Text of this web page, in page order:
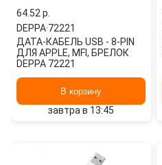
64.52 p.
DEPPA·72221
ДАТА-КАБЕЛЬ USB - 8-PIN
ДЛЯ APPLE, MFI, БРЕЛОК
DEPPA 72221
В корзину
завтра в 13:45